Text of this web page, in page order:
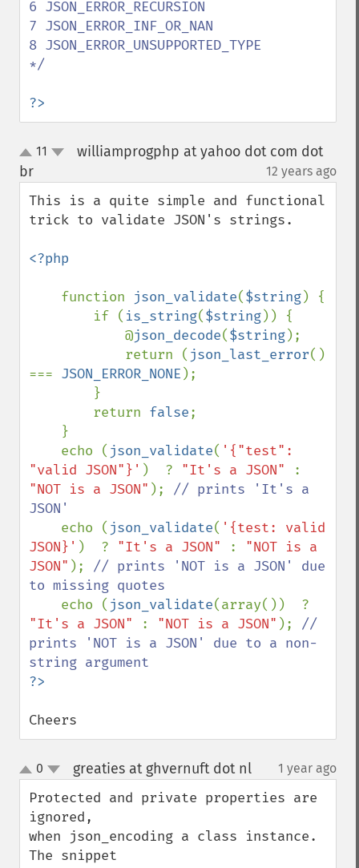
6 JSON_ERROR_RECURSION
7 JSON_ERROR_INF_OR_NAN
8 JSON_ERROR_UNSUPPORTED_TYPE
*/
?>
up11
williamprogphp at yahoo dot com dot
br
12 years ago
This is a quite simple and functional
trick to validate JSON's strings.
<?php
function json_validate($string) {
        if (
is_string($string)) {
            @
json_decode($string);
            return (
json_last_error()
=== JSON_ERROR_NONE );
        return
false;
    echo (
json_validate( '{"test":
"valid JSON"}' )  ? "It's a JSON"
"NOT is a JSON" ); // prints 'It's a
JSON'
echo ( json_validate( '{test: valid
JSON}' )  ? "It's a JSON" : "NOT is a
JSON" ); // prints 'NOT is a JSON' due
to missing quotes
echo ( json_validate
"It's a JSON"
: "NOT is a JSON" ); //
prints 'NOT is a JSON' due to a non-
Cheers
up
down
0 greaties at ghvernuft dot nl¶ 1 year ago
Protected and private properties are
ignored,
when json_encoding a class instance.
The snippet